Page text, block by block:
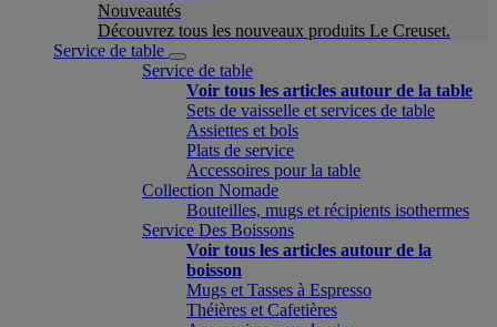
Nouveautés
Découvrez tous les nouveaux produits Le Creuset.
Service de table
Service de table
Voir tous les articles autour de la table
Sets de vaisselle et services de table
Assiettes et bols
Plats de service
Accessoires pour la table
Collection Nomade
Bouteilles, mugs et récipients isothermes
Service Des Boissons
Voir tous les articles autour de la
boisson
Mugs et Tasses à Espresso
Théières et Cafetières